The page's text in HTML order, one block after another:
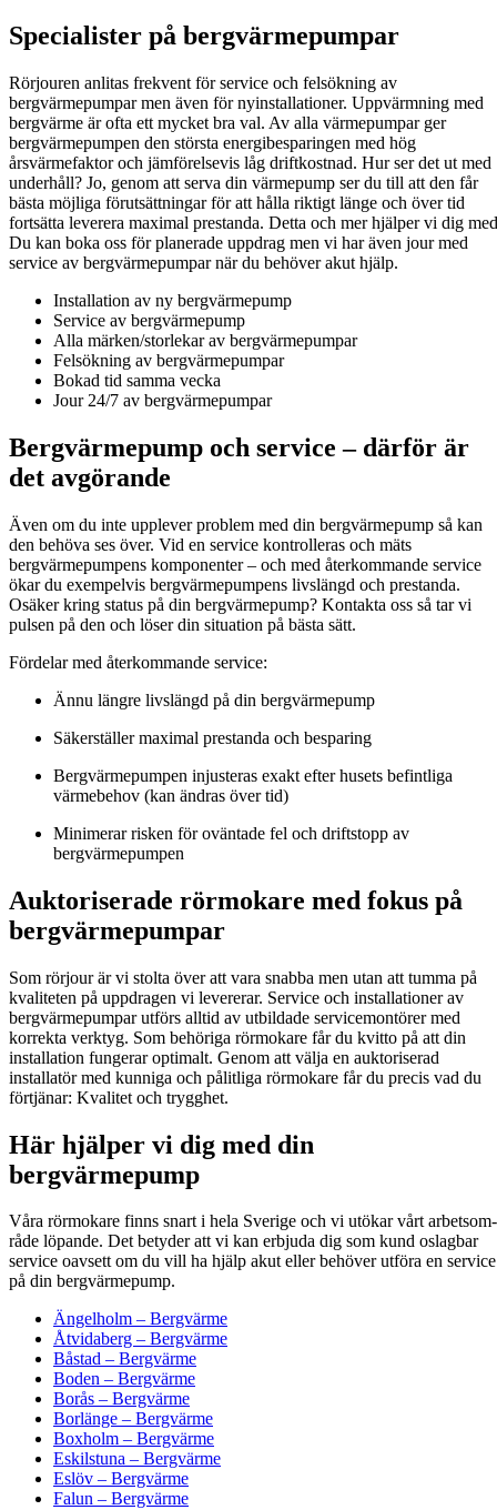
Specialister på bergvärmepumpar
Rörjouren anlitas frekvent för service och felsökning av
bergvärmepumpar men även för nyinstallationer. Uppvärmning med
bergvärme är ofta ett mycket bra val. Av alla värmepumpar ger
bergvärmepumpen den största energibesparingen med hög
årsvärmefaktor och jämförelsevis låg driftkostnad. Hur ser det ut med
underhåll? Jo, genom att serva din värmepump ser du till att den får
bästa möjliga förutsättningar för att hålla riktigt länge och över tid
fortsätta leverera maximal prestanda. Detta och mer hjälper vi dig
Du kan boka oss för planerade uppdrag men vi har även jour med
service av bergvärmepumpar när du behöver akut hjälp.
Installation av ny bergvärmepump
Service av bergvärmepump
Alla märken/storlekar av bergvärmepumpar
Felsökning av bergvärmepumpar
Bokad tid samma vecka
Jour 24/7 av bergvärmepumpar
Bergvärmepump och service – därför är
det avgörande
Även om du inte upplever problem med din bergvärmepump så kan
den behöva ses över. Vid en service kontrolleras och mäts
bergvärmepumpens komponenter – och med återkommande service
ökar du exempelvis bergvärmepumpens livslängd och prestanda.
Osäker kring status på din bergvärmepump? Kontakta oss så tar vi
pulsen på den och löser din situation på bästa sätt.
Fördelar med återkommande service:
Ännu längre livslängd på din bergvärmepump
Säkerställer maximal prestanda och besparing
Bergvärmepumpen injusteras exakt efter husets befintliga
värmebehov (kan ändras över tid)
Minimerar risken för oväntade fel och driftstopp av
bergvärmepumpen
Auktoriserade rörmokare med fokus på
bergvärmepumpar
Som rörjour är vi stolta över att vara snabba men utan att tumma på
kvaliteten på uppdragen vi levererar. Service och installationer av
bergvärmepumpar utförs alltid av utbildade servicemontörer med
korrekta verktyg. Som behöriga rörmokare får du kvitto på att din
installation fungerar optimalt. Genom att välja en auktoriserad
installatör med kunniga och pålitliga rörmokare får du precis vad du
förtjänar: Kvalitet och trygghet.
Här hjälper vi dig med din
bergvärmepump
Våra rörmokare finns snart i hela Sverige och vi utökar vårt arbet­som­
råde löpande. Det bety­der att vi kan erb­ju­da dig som kund oslag­bar
ser­vice oavsett om du vill ha hjälp akut eller behöver utföra en ser­vice
på din bergvärmepump.
Ängelholm – Bergvärme
Åtvidaberg – Bergvärme
Båstad – Bergvärme
Boden – Bergvärme
Borås – Bergvärme
Borlänge – Bergvärme
Boxholm – Bergvärme
Eskilstuna – Bergvärme
Eslöv – Bergvärme
Falun – Bergvärme